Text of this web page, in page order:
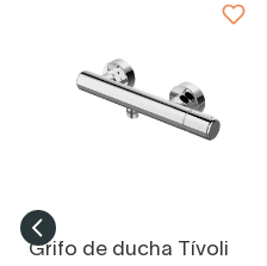
Grifo de ducha Tívoli